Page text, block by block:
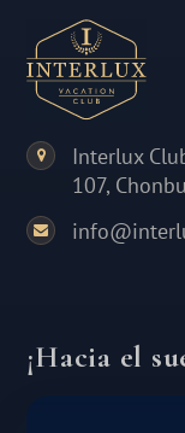
Interlux
107,
¡Hacia el